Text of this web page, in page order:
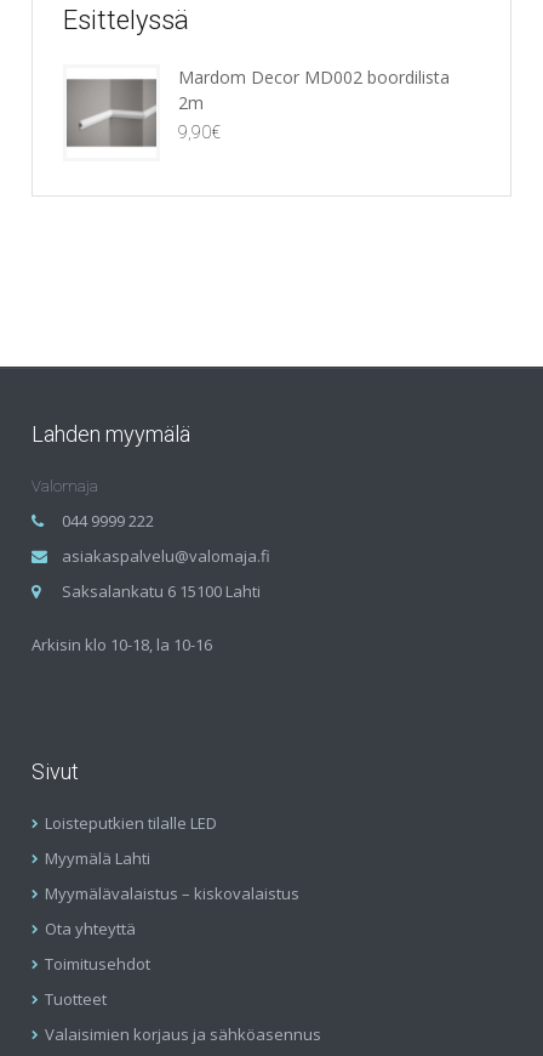
Esittelyssä
Mardom Decor MD002 boordilista
2m
9,90€
Lahden myymälä
Valomaja
044 9999 222
asiakaspalvelu@valomaja.fi
Saksalankatu 6 15100 Lahti
Arkisin klo 10-18, la 10-16
Sivut
Loisteputkien tilalle LED
Myymälä Lahti
Myymälävalaistus – kiskovalaistus
Ota yhteyttä
Toimitusehdot
Tuotteet
Valaisimien korjaus ja sähköasennus